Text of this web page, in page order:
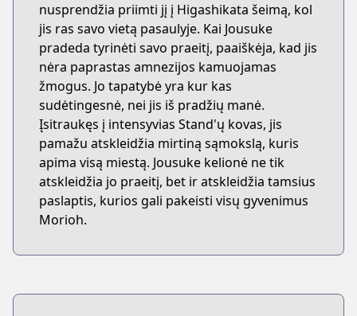
nusprendžia priimti jį į Higashikata šeimą, kol
jis ras savo vietą pasaulyje. Kai Jousuke
pradeda tyrinėti savo praeitį, paaiškėja, kad jis
nėra paprastas amnezijos kamuojamas
žmogus. Jo tapatybė yra kur kas
sudėtingesnė, nei jis iš pradžių manė.
Įsitraukęs į intensyvias Stand'ų kovas, jis
pamažu atskleidžia mirtiną sąmokslą, kuris
apima visą miestą. Jousuke kelionė ne tik
atskleidžia jo praeitį, bet ir atskleidžia tamsius
paslaptis, kurios gali pakeisti visų gyvenimus
Morioh.